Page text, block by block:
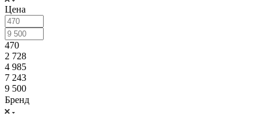
Цена
470
2 728
4 985
7 243
9 500
Бренд